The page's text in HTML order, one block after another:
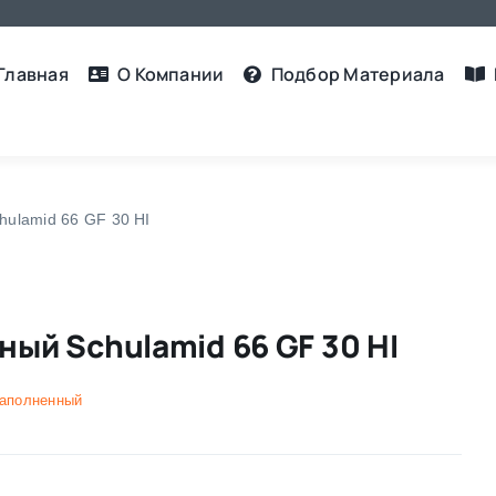
О Компании Подбор Материалa
66 GF 30 HI
Schulamid 66 GF 30 HI